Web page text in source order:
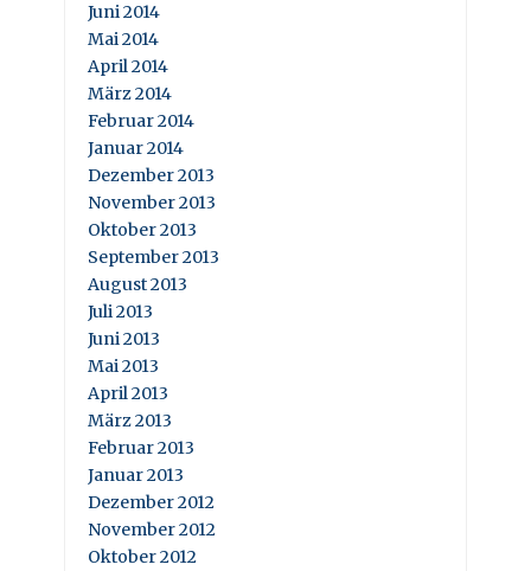
Juni 2014
Mai 2014
April 2014
März 2014
Februar 2014
Januar 2014
Dezember 2013
November 2013
Oktober 2013
September 2013
August 2013
Juli 2013
Juni 2013
Mai 2013
April 2013
März 2013
Februar 2013
Januar 2013
Dezember 2012
November 2012
Oktober 2012